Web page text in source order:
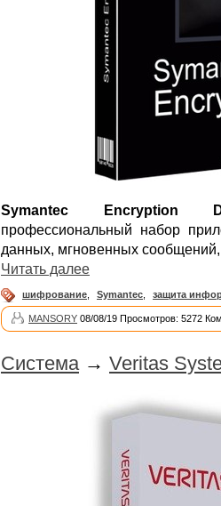
Symantec Encryption
профессиональный набор
данных, мгновенных
Читать далее
шифрование Symantec защита
MANSORY 08/08/19 Просмотров: 5272
Система → Veritas